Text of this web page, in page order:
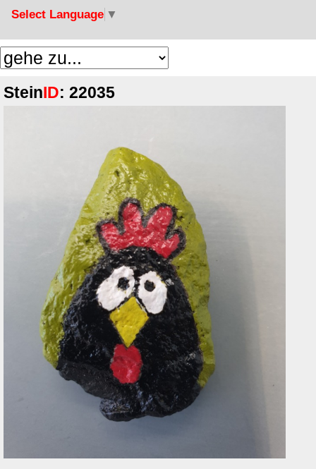
Select Language ▼
Stein ID: 22035